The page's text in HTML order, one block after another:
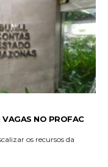
NO PROFAC
os recursos da